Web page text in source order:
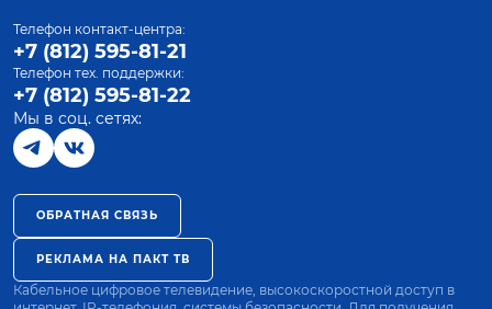
Телефон контакт-центра:
+7 (812) 595-81-21
Телефон тех. поддержки:
+7 (812) 595-81-22
Мы в соц. сетях:
ОБРАТНАЯ СВЯЗЬ
РЕКЛАМА НА ПАКТ ТВ
Кабельное цифровое телевидение, высокоскоростной доступ в